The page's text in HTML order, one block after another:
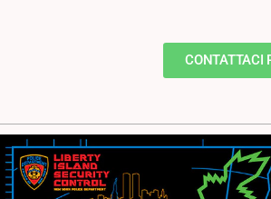
CONTATTACI